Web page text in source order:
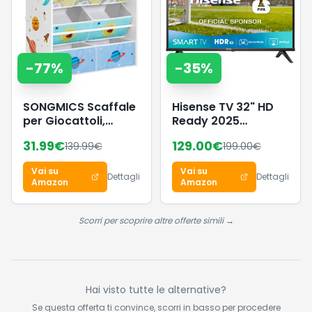
Android iOS
-77%
SONGMICS Scaffale
per Giocattoli,
con 7 Contenitori in
Tessuto, Libreria per
Bambini,
Organizzatore
Giochi, 29,5 x 62,5 x
60 cm, Bianco
31.99€139.99€
Vai su
Amazon
Dettagli
-35%
Hisense TV 32" HD
Ready 2025
VIDAA U8, Airplay2,
Game Mode, Works
with Alexa, Tuner
DVB-T2/S2 HEVC 10,
lativù, 32'', 2025 LED
129.00€199.00€
Vai su
Amazon
Dettagli
Scorri per scoprire altre offerte simili →
Hai visto tutte le alternative?
Se questa offerta ti convince, scorri in basso per procedere